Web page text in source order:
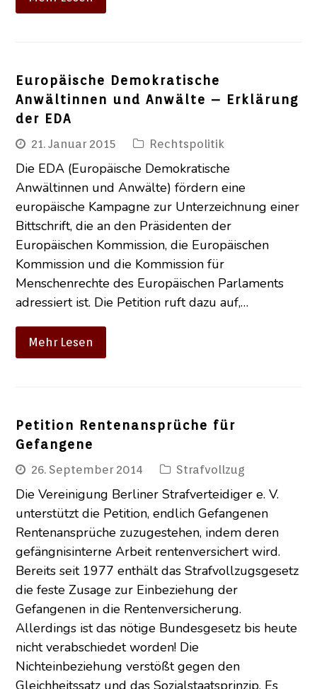
Europäische Demokratische
Anwältinnen und Anwälte – Erklärung
der EDA
21. Januar 2015 Rechtspolitik
Die EDA (Europäische Demokratische
Anwältinnen und Anwälte) fördern eine
europäische Kampagne zur Unterzeichnung einer
Bittschrift, die an den Präsidenten der
Europäischen Kommission, die Europäischen
Kommission und die Kommission für
Menschenrechte des Europäischen Parlaments
adressiert ist. Die Petition ruft dazu auf,…
Mehr Lesen
Petition Rentenansprüche für
Gefangene
26. September 2014 Strafvollzug
Die Vereinigung Berliner Strafverteidiger e. V.
unterstützt die Petition, endlich Gefangenen
Rentenansprüche zuzugestehen, indem deren
gefängnisinterne Arbeit rentenversichert wird.
Bereits seit 1977 enthält das Strafvollzugsgesetz
die feste Zusage zur Einbeziehung der
Gefangenen in die Rentenversicherung.
Allerdings ist das nötige Bundesgesetz bis heute
nicht verabschiedet worden! Die
Nichteinbeziehung verstößt gegen den
Gleichheitssatz und das Sozialstaatsprinzip. Es